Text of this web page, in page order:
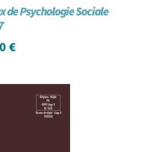
Psychologie Sociale
€